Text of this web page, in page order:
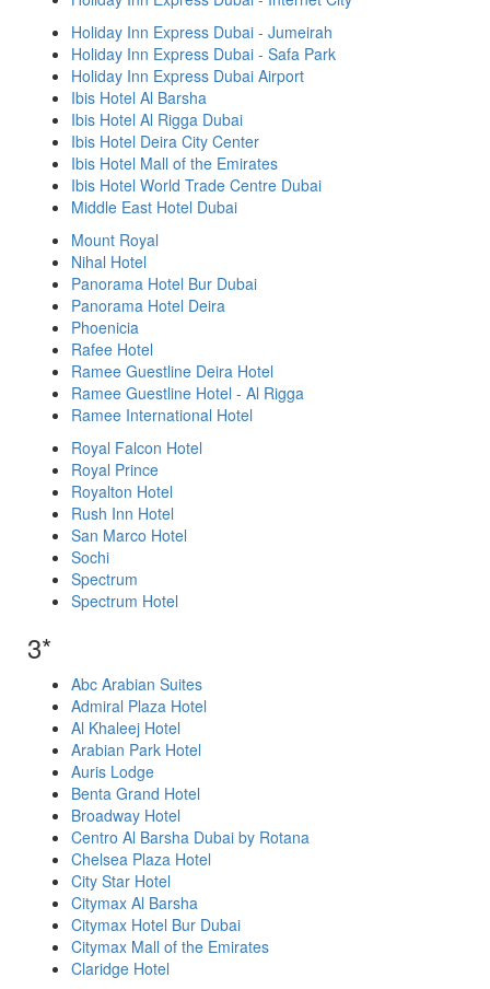
Holiday Inn Express Dubai - Jumeirah
Holiday Inn Express Dubai - Safa Park
Holiday Inn Express Dubai Airport
Ibis Hotel Al Barsha
Ibis Hotel Al Rigga Dubai
Ibis Hotel Deira City Center
Ibis Hotel Mall of the Emirates
Ibis Hotel World Trade Centre Dubai
Middle East Hotel Dubai
Mount Royal
Nihal Hotel
Panorama Hotel Bur Dubai
Panorama Hotel Deira
Phoenicia
Rafee Hotel
Ramee Guestline Deira Hotel
Ramee Guestline Hotel - Al Rigga
Ramee International Hotel
Royal Falcon Hotel
Royal Prince
Royalton Hotel
Rush Inn Hotel
San Marco Hotel
Sochi
Spectrum
Spectrum Hotel
3*
Abc Arabian Suites
Admiral Plaza Hotel
Al Khaleej Hotel
Arabian Park Hotel
Auris Lodge
Benta Grand Hotel
Broadway Hotel
Centro Al Barsha Dubai by Rotana
Chelsea Plaza Hotel
City Star Hotel
Citymax Al Barsha
Citymax Hotel Bur Dubai
Citymax Mall of the Emirates
Claridge Hotel